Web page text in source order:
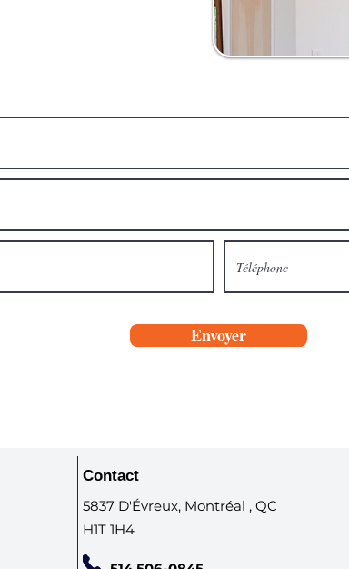
Envoyer
5837 D'Évreux, Montréal , QC
H1T 1H4
Contact